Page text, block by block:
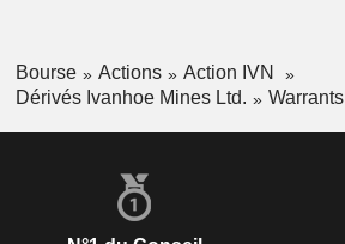
Bourse Actions
Action IVN
Dérivés Ivanhoe Mines Ltd.
Warrants